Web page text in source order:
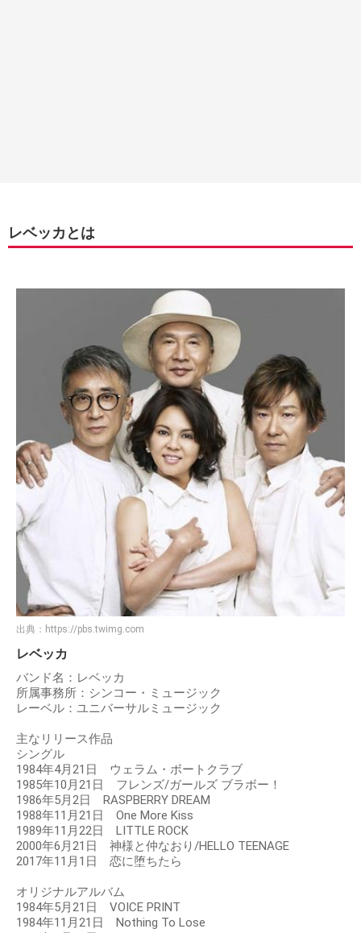
レベッカとは
出典： https://pbs.twimg.com
レベッカ
バンド名：レベッカ
所属事務所：シンコー・ミュージック
レーベル：ユニバーサルミュージック
主なリリース作品
シングル
1984年4月21日 ウェラム・ボートクラブ
1985年10月21日 フレンズ/ガールズ ブラボー！
1986年5月2日 RASPBERRY DREAM
1988年11月21日 One More Kiss
1989年11月22日 LITTLE ROCK
2000年6月21日 神様と仲なおり/HELLO TEENAGE
2017年11月1日 恋に堕ちたら
オリジナルアルバム
1984年5月21日 VOICE PRINT
1984年11月21日 Nothing To Lose